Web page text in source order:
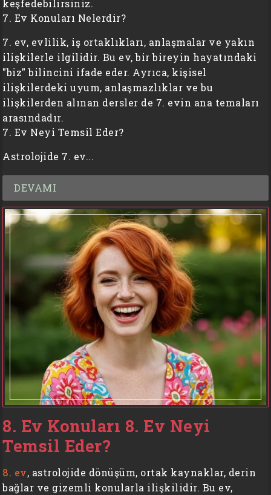
keşfedebilirsiniz.
7. Ev Konuları Nelerdir?
7. ev, evlilik, iş ortaklıkları, anlaşmalar ve yakın
ilişkilerle ilgilidir. Bu ev, bir bireyin hayatındaki
"biz" bilincini ifade eder. Ayrıca, kişisel
ilişkilerdeki uyum, anlaşmazlıklar ve bu
ilişkilerden alınan dersler de 7. evin ana temaları
arasındadır.
7. Ev Neyi Temsil Eder?
Astrolojide 7. ev...
DEVAMI
8. Ev Konuları 8. Ev Neyi
Temsil Eder?
8. ev, astrolojide dönüşüm, ortak kaynaklar, derin
bağlar ve gizemli konularla ilişkilidir. Bu ev,